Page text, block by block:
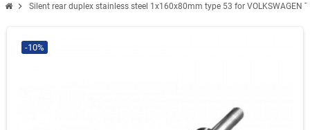
chevron_right Silent rear duplex stainless steel 1x160x80mm type 53 for VOLKSWAGEN
-10%